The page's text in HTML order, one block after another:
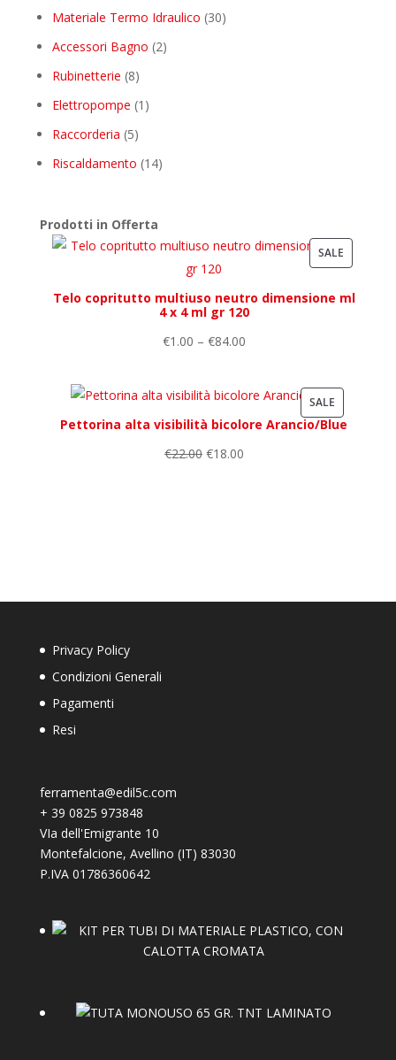
products
Materiale Termo Idraulico 3030
Accessori Bagno 22
Rubinetterie 88
products
Elettropompe 1 1
Raccorderia 55
products
Riscaldamento 1414
Prodotti in Offerta
SALE
SALE
Telo copritutto multiuso neutro dimensione ml
4 x 4 ml gr 120
€1.00 – €84.00
SALE
ON
Pettorina alta visibilità bicolore Arancio/Blue
€22.00 €18.00
Privacy Policy
Condizioni Generali
Pagamenti
Resi
ferramenta@edil5c.com
+ 39 0825 973848
VIa dell'Emigrante 10
Montefalcione, Avellino (IT) 83030
P.IVA 01786360642